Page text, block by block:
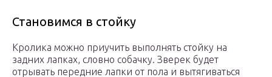
Становимся в стойку
Кролика можно приучить выполнять стойку на
задних лапках, словно собачку. Зверек будет
отрывать передние лапки от пола и вытягиваться